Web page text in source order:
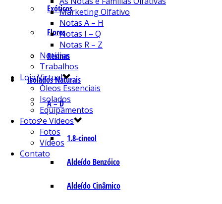
Exóticos
Flores
Resinas
Isolados Naturais
A – D
1.8-cineol
Aldeído Benzóico
Aldeído Cinâmico
Marketing Olfativo
Notas A – H
Notas I – Q
Notas R – Z
Notícias
Trabalhos
Loja Virtual
Óleos Essenciais
Isolados
Equipamentos
Fotos e Vídeos
Fotos
Vídeos
Contato